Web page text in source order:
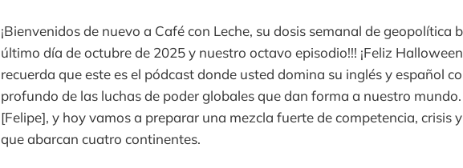
¡Bienvenidos de nuevo a Café con Leche, su dosis semanal de geopolítica
último día de octubre de 2025 y nuestro octavo episodio!!! ¡Feliz
recuerda que este es el pódcast donde usted domina su inglés y español
profundo de las luchas de poder globales que dan forma a nuestro
[Felipe], y hoy vamos a preparar una mezcla fuerte de competencia, crisis
que abarcan cuatro continentes.